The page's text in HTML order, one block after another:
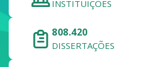
INSTITUIÇÕES
808.420
DISSERTAÇÕES